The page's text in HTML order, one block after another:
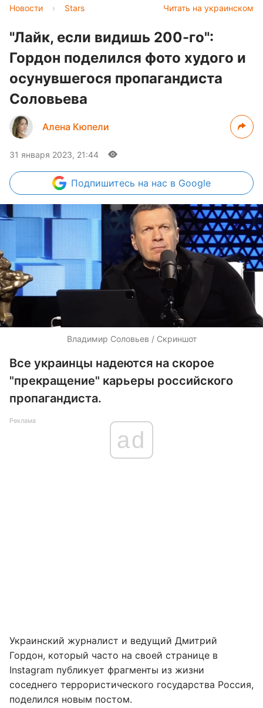
Читать на украинском
Новости › Stars
"Лайк, если видишь 200-го":
Гордон поделился фото худого и
осунувшегося пропагандиста
Соловьева
Алена Кюпели
31 января 2023, 21:44
Подпишитесь на нас в Google
Владимир Соловьев / Скриншот
Все украинцы надеются на скорое
"прекращение" карьеры российского
пропагандиста.
Реклама
ad
Украинский журналист и ведущий Дмитрий
Гордон, который часто на своей странице в
Instagram публикует фрагменты из жизни
соседнего террористического государства Россия,
поделился новым постом.